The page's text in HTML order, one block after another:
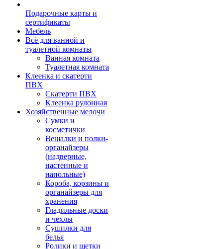
Подарочные карты и
сертификаты
Мебель
Всё для ванной и
туалетной комнаты
Ванная комната
Туалетная комната
Клеенка и скатерти
ПВХ
Скатерти ПВХ
Клеенка рулонная
Хозяйственные мелочи
Сумки и
косметички
Вешалки и полки-
органайзеры
(надверные,
настенные и
напольные)
Короба, корзины и
органайзеры для
хранения
Гладильные доски
и чехлы
Сушилки для
белья
Ролики и щетки